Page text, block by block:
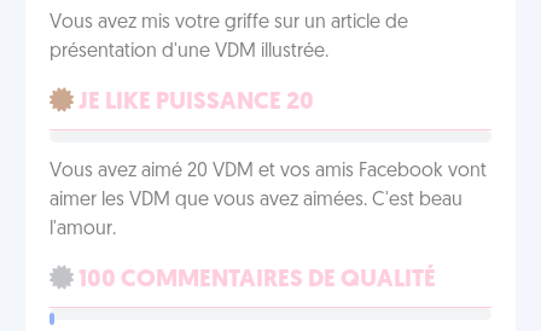
Vous avez mis votre griffe sur un article de
présentation d'une VDM illustrée.
JE LIKE PUISSANCE 20
Vous avez aimé 20 VDM et vos amis Facebook vont
aimer les VDM que vous avez aimées. C'est beau
l'amour.
100 COMMENTAIRES DE QUALITÉ